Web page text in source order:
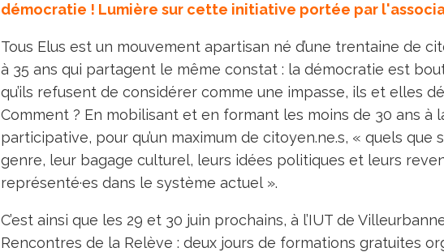
démocratie ! Lumière sur cette initiative portée par
Tous Elus est un mouvement apartisan né d’une trentaine de
à 35 ans qui partagent le même constat : la démocratie est
qu’ils refusent de considérer comme une impasse, ils et elles
Comment ? En mobilisant et en formant les moins de 30 ans à
participative, pour qu’un maximum de citoyen.ne.s, « quels que
genre, leur bagage culturel, leurs idées politiques et leurs
représenté·es dans le système actuel ».
C’est ainsi que les 29 et 30 juin prochains, à l’IUT de
Rencontres de la Relève : deux jours de formations gratuites